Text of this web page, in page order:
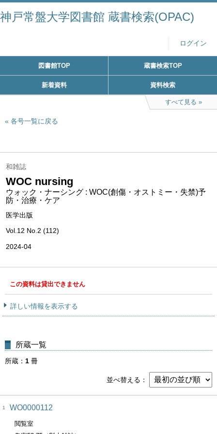
神戸常盤大学図書館 蔵書検索(OPAC)
ログイン
図書館TOP 蔵書検索TOP
新着資料 資料検索
すべて見る
各号一覧に戻る
和雑誌
WOC nursing
ウォック・ナーシング : WOC(創傷・オストミー・失禁)予
防・治療・ケア
医学出版
Vol.12 No.2 (112)
2024-04
この資料は貸出できません
詳しい情報を表示する
所蔵一覧
所蔵 1 冊
並べ替える
1 WO0000112
閲覧室